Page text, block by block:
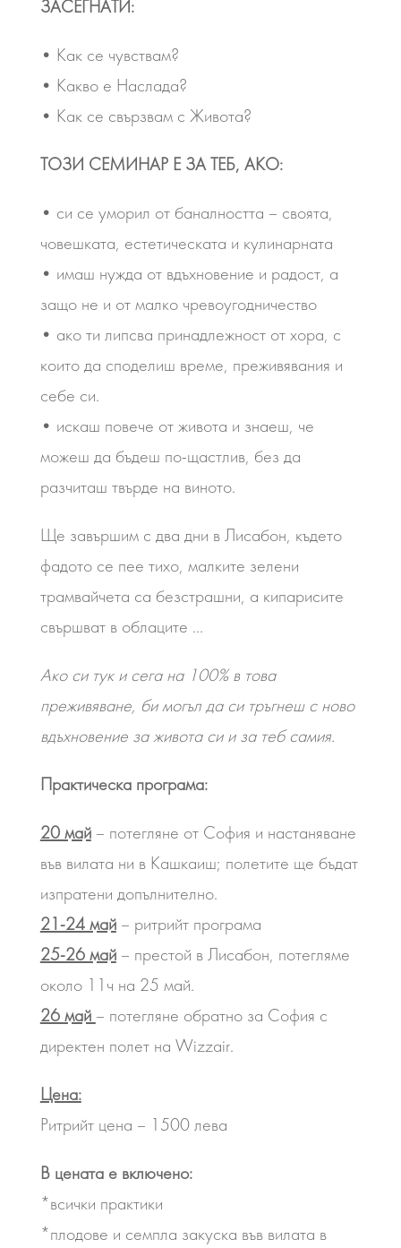
ЗАСЕГНАТИ:
• Как се чувствам?
• Какво е Наслада?
• Как се свързвам с Живота?
ТОЗИ СЕМИНАР Е ЗА ТЕБ, АКО:
• си се уморил от баналността – своята,
човешката, естетическата и кулинарната
• имаш нужда от вдъхновение и радост, а
защо не и от малко чревоугодничество
• ако ти липсва принадлежност от хора, с
които да споделиш време, преживявания и
себе си.
• искаш повече от живота и знаеш, че
можеш да бъдеш по-щастлив, без да
разчиташ твърде на виното.
Ще завършим с два дни в Лисабон, където
фадото се пее тихо, малките зелени
трамвайчета са безстрашни, а кипарисите
свършват в облаците …
Ако си тук и сега на 100% в това
преживяване, би могъл да си тръгнеш с ново
вдъхновение за живота си и за теб самия.
Практическа програма:
20 май– потегляне от София и настаняване
във вилата ни в Кашкаиш; полетите ще бъдат
изпратени допълнително.
21-24 май– ритрийт програма
25-26 май– престой в Лисабон, потегляме
около 11ч на 25 май.
26 май – потегляне обратно за София с
директен полет на Wizzair.
Цена:
Ритрийт цена – 1500 лева
В цената е включено:
*всички практики
*плодове и семпла закуска във вилата в